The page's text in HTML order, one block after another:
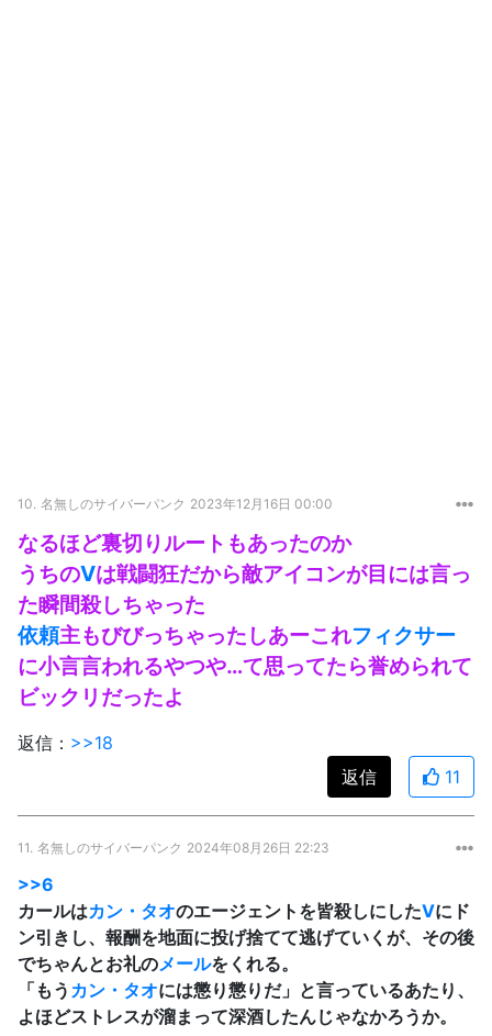
10. 名無しのサイバーパンク 2023年12月16日 00:00
なるほど裏切りルートもあったのか
うちのVは戦闘狂だから敵アイコンが目には言っ
た瞬間殺しちゃった
依頼主もびびっちゃったしあーこれフィクサー
に小言言われるやつや…て思ってたら誉められて
ビックリだったよ
返信： >>18
返信
11
11. 名無しのサイバーパンク 2024年08月26日 22:23
>>6
カールはカン・タオのエージェントを皆殺しにしたVにド
ン引きし、報酬を地面に投げ捨てて逃げていくが、その後
でちゃんとお礼のメールをくれる。
「もう カン・タオには懲り懲りだ」と言っているあたり、
よほどストレスが溜まって深酒したんじゃなかろうか。